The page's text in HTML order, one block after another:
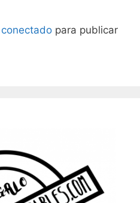
conectado para publicar